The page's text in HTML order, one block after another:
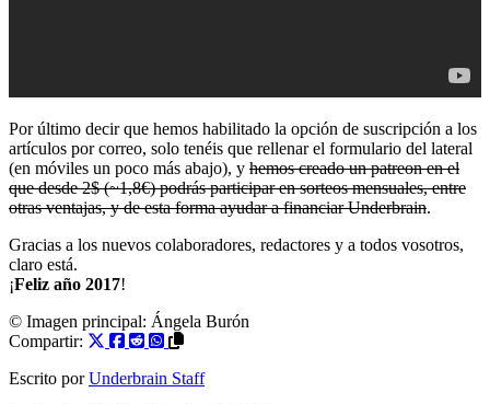
Por último decir que hemos habilitado la opción de suscripción a los
artículos por correo, solo tenéis que rellenar el formulario del lateral
(en móviles un poco más abajo), y hemos creado un patreon en el
que desde 2$ (~1,8€) podrás participar en sorteos mensuales, entre
otras ventajas, y de esta forma ayudar a financiar Underbrain.
Gracias a los nuevos colaboradores, redactores y a todos vosotros,
claro está.
¡Feliz año 2017!
© Imagen principal: Ángela Burón
Compartir:
Escrito por Underbrain Staff